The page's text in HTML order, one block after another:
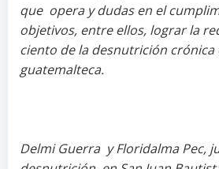
que opera y dudas en el
objetivos, entre ellos, lograr la
ciento de la desnutrición crónica
guatemalteca.
Delmi Guerra y Floridalma Pec,